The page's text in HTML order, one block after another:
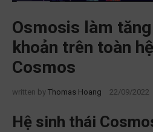
Osmosis làm
khoản trên toàn
Cosmos
written by Thomas Hoang 22/09/2022
Hệ sinh thái